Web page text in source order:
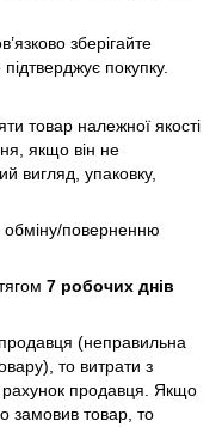
зберігайте
покупку.
товар належної якості
якщо він не
вигляд, упаковку,
обміну/поверненню
7 робочих днів
(неправильна
то витрати з
рахунок продавця. Якщо
замовив товар, то